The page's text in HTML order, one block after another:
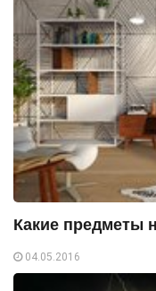
Какие предметы
04.05.2016